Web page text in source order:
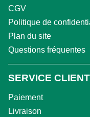
CGV
Politique de
Plan du site
Questions fréquentes
SERVICE
Paiement
Livraison